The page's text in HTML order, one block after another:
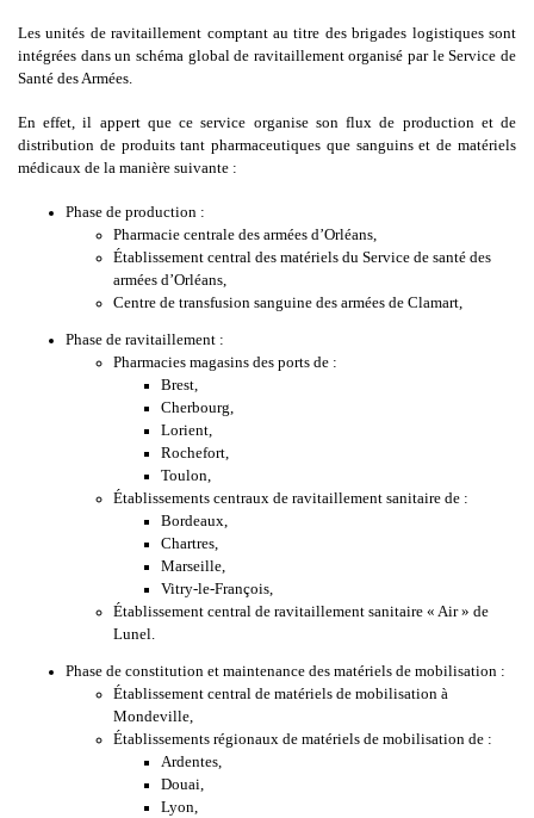
Les unités de ravitaillement comptant au titre des brigades logistiques sont
intégrées dans un schéma global de ravitaillement organisé par le Service de
Santé des Armées.
En effet, il appert que ce service organise son flux de production et de
distribution de produits tant pharmaceutiques que sanguins et de matériels
médicaux de la manière suivante :
Phase de production :
Pharmacie centrale des armées d’Orléans,
Établissement central des matériels du Service de santé des
armées d’Orléans,
Centre de transfusion sanguine des armées de Clamart,
Phase de ravitaillement :
Pharmacies magasins des ports de :
Brest,
Cherbourg,
Lorient,
Rochefort,
Toulon,
Établissements centraux de ravitaillement sanitaire de :
Bordeaux,
Chartres,
Marseille,
Vitry-le-François,
Établissement central de ravitaillement sanitaire « Air » de
Lunel.
Phase de constitution et maintenance des matériels de mobilisation :
Établissement central de matériels de mobilisation à
Mondeville,
Établissements régionaux de matériels de mobilisation de :
Ardentes,
Douai,
Lyon,